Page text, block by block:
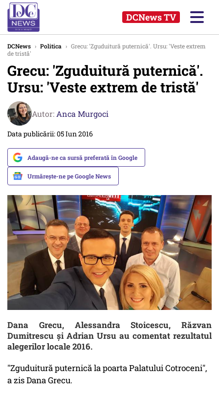
DCNews TV
DCNews › Politica › Grecu: 'Zguduitură puternică'. Ursu: 'Veste extrem
de tristă'
Grecu: 'Zguduitură puternică'.
Ursu: 'Veste extrem de tristă'
Autor: Anca Murgoci
Data publicării: 05 Iun 2016
Adaugă-ne ca sursă preferată în Google
Urmărește-ne pe Google News
Dana Grecu, Alessandra Stoicescu, Răzvan
Dumitrescu și Adrian Ursu au comentat rezultatul
alegerilor locale 2016.
"Zguduitură puternică la poarta Palatului Cotroceni",
a zis Dana Grecu.